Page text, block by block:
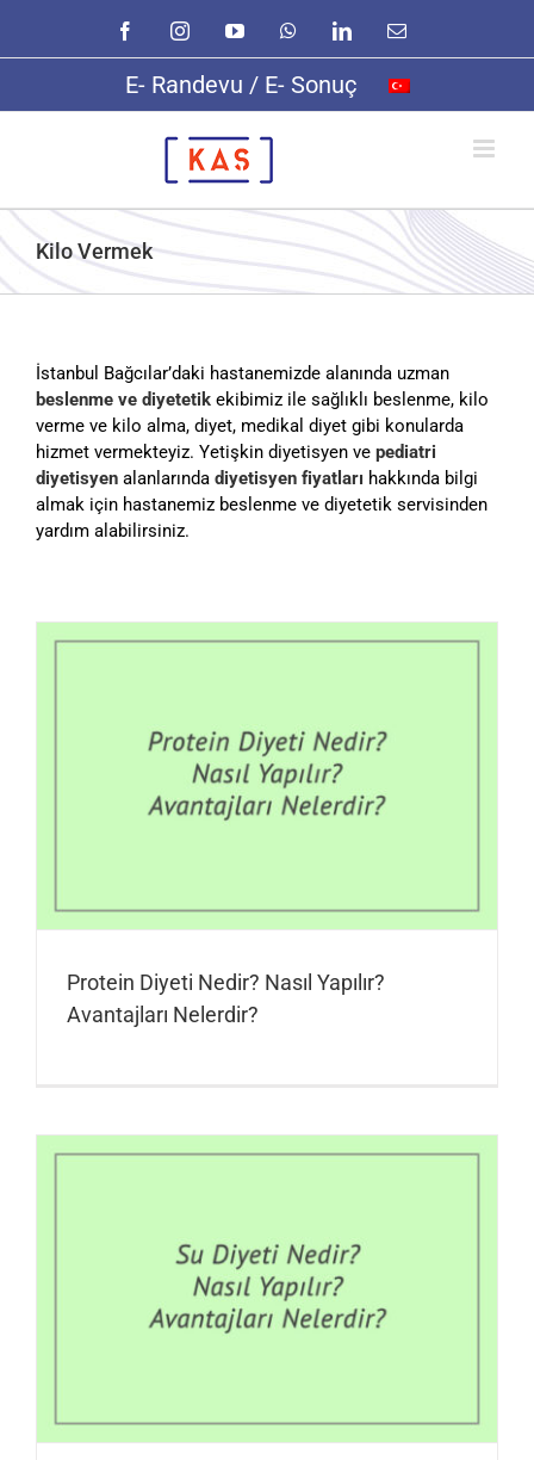
content
FacebookInstagramYouTubeWhatsAppLinkedInE-
E- Randevu / E- Sonuç
Kilo Vermek
İstanbul Bağcılar’daki hastanemizde alanında uzman
beslenme ve diyetetik ekibimiz ile sağlıklı beslenme, kilo
verme ve kilo alma, diyet, medikal diyet gibi konularda
hizmet vermekteyiz. Yetişkin diyetisyen ve pediatri
diyetisyen alanlarında diyetisyen fiyatları hakkında bilgi
almak için hastanemiz beslenme ve diyetetik servisinden
yardım alabilirsiniz.
Protein Diyeti Nedir? Nasıl Yapılır?
Avantajları Nelerdir?